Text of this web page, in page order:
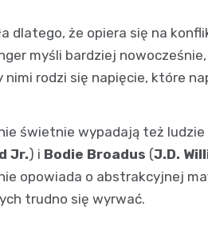
dlatego, że opiera się na
myśli bardziej
nimi rodzi się napięcie, które
świetnie wypadają też
Jr.) i Bodie Broadus (J.D.
opowiada o abstrakcyjnej
trudno się wyrwać.